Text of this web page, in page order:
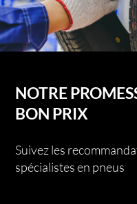
NOTRE
BON PRIX
Suivez les
spécialistes en pneus